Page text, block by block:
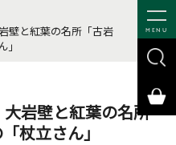
MENU
壁と紅葉の名所「古岩
大岩壁と紅葉の名所
杖立さん」